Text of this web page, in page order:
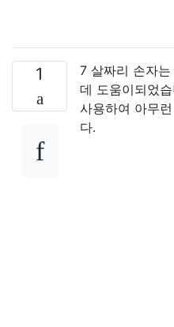
1
7 살짜리 손자
데 도움이되었
사용하여 아무
다.